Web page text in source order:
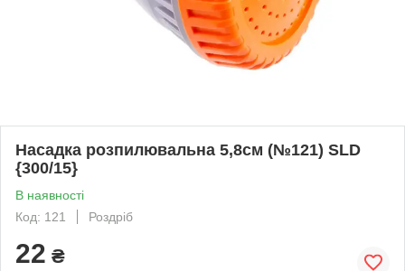
Насадка розпилювальна 5,8см (№121) SLD
{300/15}
В наявності
Код: 121
Роздріб
22 ₴